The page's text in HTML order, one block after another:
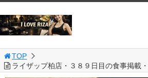
TOP
ライザップ柏店・３８９日目の食事掲載